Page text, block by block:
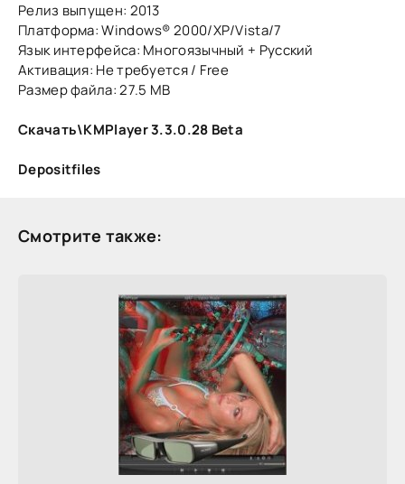
Релиз выпущен: 2013
Платформа: Windows® 2000/XP/Vista/7
Язык интерфейса: Многоязычный + Русский
Активация: Не требуется / Free
Размер файла: 27.5 MB
Скачать\KMPlayer 3.3.0.28 Beta
Depositfiles
Смотрите также: